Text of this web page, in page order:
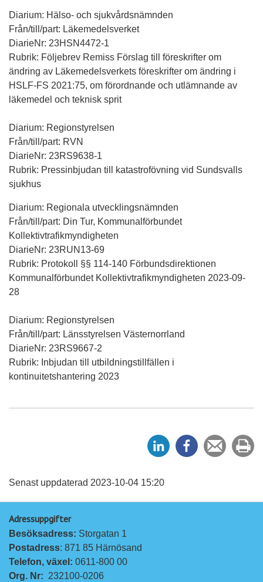
Diarium: Hälso- och sjukvårdsnämnden
Från/till/part: Läkemedelsverket
DiarieNr: 23HSN4472-1
Rubrik: Följebrev Remiss Förslag till föreskrifter om
ändring av Läkemedelsverkets föreskrifter om ändring i
HSLF-FS 2021:75, om förordnande och utlämnande av
läkemedel och teknisk sprit
Diarium: Regionstyrelsen
Från/till/part: RVN
DiarieNr: 23RS9638-1
Rubrik: Pressinbjudan till katastrofövning vid Sundsvalls
sjukhus
Diarium: Regionala utvecklingsnämnden
Från/till/part: Din Tur, Kommunalförbundet
Kollektivtrafikmyndigheten
DiarieNr: 23RUN13-69
Rubrik: Protokoll §§ 114-140 Förbundsdirektionen
Kommunalförbundet Kollektivtrafikmyndigheten 2023-09-
28
Diarium: Regionstyrelsen
Från/till/part: Länsstyrelsen Västernorrland
DiarieNr: 23RS9667-2
Rubrik: Inbjudan till utbildningstillfällen i
kontinuitetshantering 2023
e
e
Tipsa
en
ut
Senast uppdaterad 2023-10-04 15:20
Adressuppgifter
Besöksadress: Storgatan 1
Postadress: 871 85 Härnösand
Telefon, växel: 0611-800 00
Org. Nr: 232100-0206